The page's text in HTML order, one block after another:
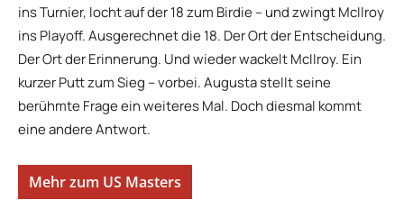
ins Turnier, locht auf der 18 zum Birdie – und zwingt McIlroy
ins Playoff. Ausgerechnet die 18. Der Ort der Entscheidung.
Der Ort der Erinnerung. Und wieder wackelt McIlroy. Ein
kurzer Putt zum Sieg – vorbei. Augusta stellt seine
berühmte Frage ein weiteres Mal. Doch diesmal kommt
eine andere Antwort.
Mehr zum US Masters